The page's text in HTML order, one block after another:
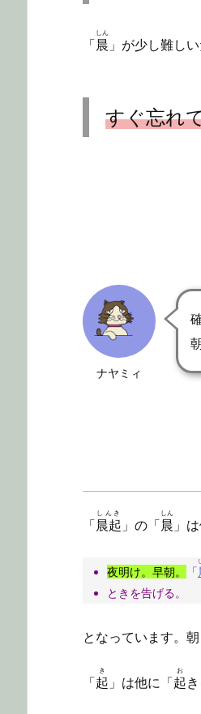
「晨
しん
」が少し難しい
すぐ忘れ
ナヤミィ
「晨起
しんき
」の「晨
しん
」
夜明け。早朝。 「
ときを告げる。
となっています。
「起
き
」は他に「起
お